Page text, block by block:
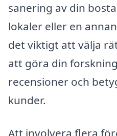
sanering av din
lokaler eller en
det viktigt att välja
att göra din
recensioner och
kunder.
Att involvera flera